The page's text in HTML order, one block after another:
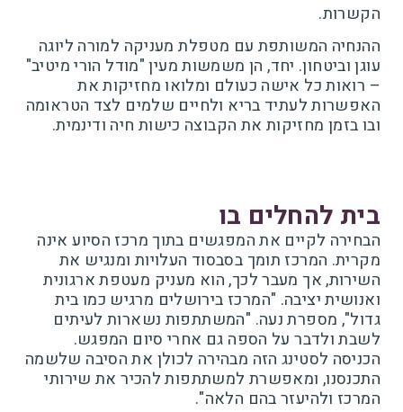
הקשרות.
ההנחיה המשותפת עם מטפלת מעניקה למורה ליוגה
עוגן וביטחון. יחד, הן משמשות מעין "מודל הורי מיטיב"
– רואות כל אישה כעולם ומלואו מחזיקות את
האפשרות לעתיד בריא ולחיים שלמים לצד הטראומה
ובו בזמן מחזיקות את הקבוצה כישות חיה ודינמית.
בית להחלים בו
הבחירה לקיים את המפגשים בתוך מרכז הסיוע אינה
מקרית. המרכז תומך בסבסוד העלויות ומנגיש את
השירות, אך מעבר לכך, הוא מעניק מעטפת ארגונית
ואנושית יציבה. "המרכז בירושלים מרגיש כמו בית
גדול", מספרת נעה. "המשתתפות נשארות לעיתים
לשבת ולדבר על הספה גם אחרי סיום המפגש.
הכניסה לסטינג הזה מבהירה לכולן את הסיבה שלשמה
התכנסנו, ומאפשרת למשתתפות להכיר את שירותי
המרכז ולהיעזר בהם הלאה".